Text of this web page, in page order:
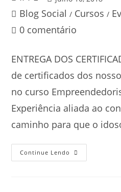
Blog Social / Cursos /
0 comentário
ENTREGA DOS
de certificados dos
no curso
Experiência aliada ao
caminho para que o
Continue Lendo